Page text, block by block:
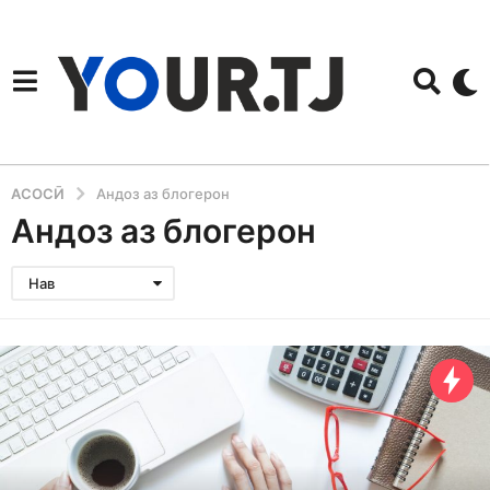
АСОСӢ Андоз аз блогерон
Андоз аз блогерон
Нав